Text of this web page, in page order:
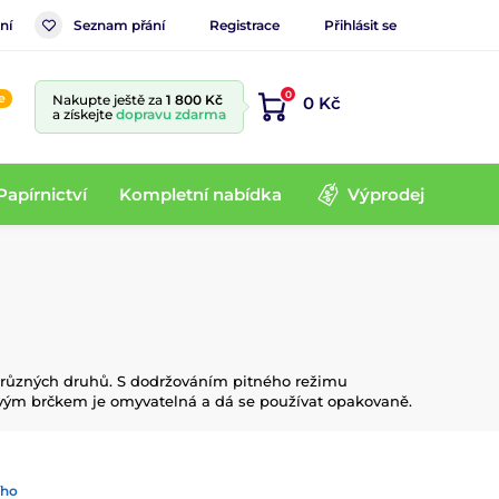
Seznam přání Registrace Přihlásit se
Nakupte ještě za 1 800 Kč
a získejte dopravu zdarma
0 0 Kč
Kompletní nabídka Výprodej
druhů. S dodržováním pitného režimu
brčkem je omyvatelná a dá se používat opakovaně.